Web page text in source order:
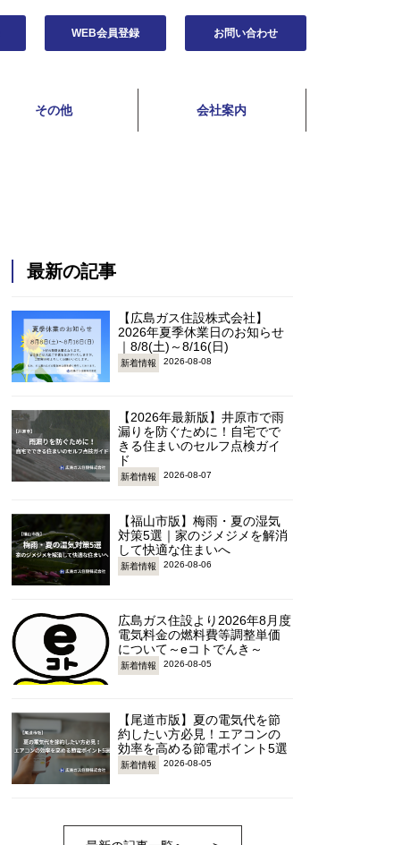
WEB会員登録 お問い合わせ
その他 会社案内
最新の記事
【広島ガス住設株式会社】
2026年夏季休業日のお知らせ
｜8/8(土)～8/16(日)
新着情報 2026-08-08
【2026年最新版】井原市で雨
漏りを防ぐために！自宅でで
きる住まいのセルフ点検ガイ
ド
新着情報 2026-08-07
【福山市版】梅雨・夏の湿気
対策5選｜家のジメジメを解消
して快適な住まいへ
新着情報 2026-08-06
広島ガス住設より2026年8月度
電気料金の燃料費等調整単価
について～eコトでんき～
新着情報 2026-08-05
【尾道市版】夏の電気代を節
約したい方必見！エアコンの
効率を高める節電ポイント5選
新着情報 2026-08-05